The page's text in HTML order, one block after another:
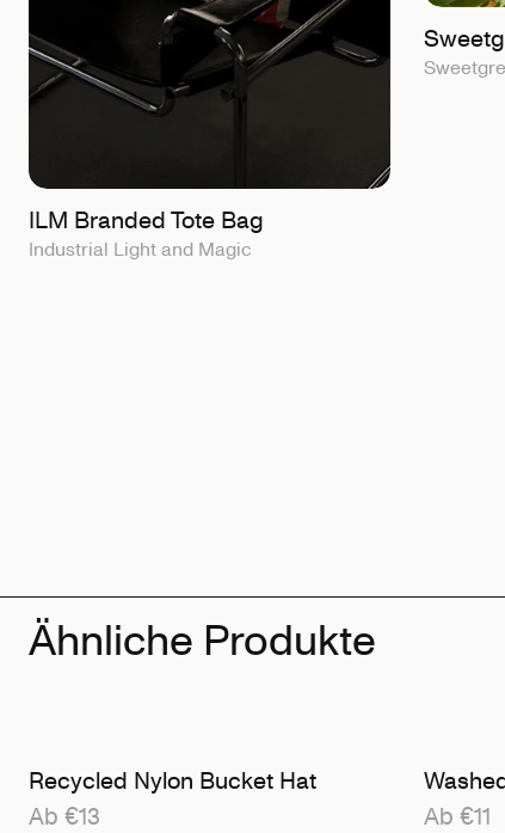
ILM Branded Tote Bag
Industrial Light and Magic
Ähnliche Produkte
Recycled Nylon Bucket Hat
Ab €13
Ab €11